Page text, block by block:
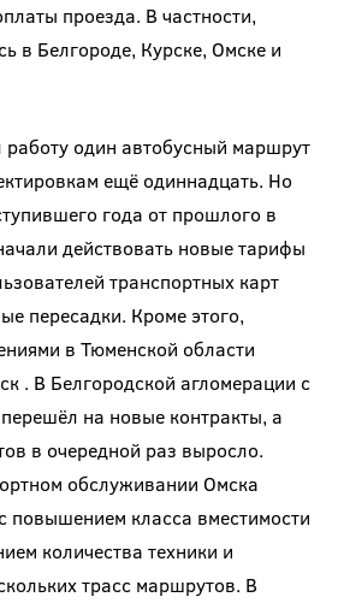
проезда. В частности,
в Белгороде, Курске, Омске и
один автобусный маршрут
ещё одиннадцать. Но
года от прошлого в
действовать новые тарифы
транспортных карт
пересадки. Кроме этого,
в Тюменской области
. В Белгородской агломерации с
на новые контракты, а
в очередной раз выросло.
обслуживании Омска
повышением класса вместимости
количества техники и
трасс маршрутов. В